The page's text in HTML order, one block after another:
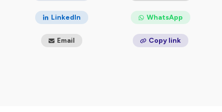
on essaie de le mettre en lien avec un autre, parce que,
plus on voit de films et plus on est content, tout
LinkedIn WhatsApp
Email Copy link